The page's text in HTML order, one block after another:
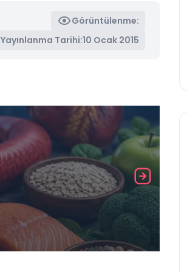
Görüntülenme:
Yayınlanma Tarihi:10 Ocak 2015